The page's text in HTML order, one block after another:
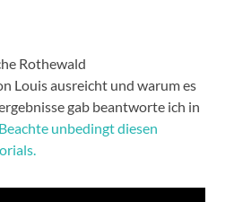
Rothewald
Louis ausreicht und warum es
gab beantworte ich in
Beachte unbedingt diesen